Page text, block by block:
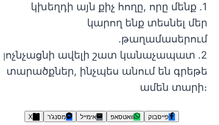
1. կխեղդի այն քիչ հողը, որը մենք
կարող ենք տեսնել մեր
թաղամասերում.
կոչնչացնի ավելի շատ կանաչապատ
տարածքներ, ինչպես անում են գրեթե
ամեն տարի։
פייסבוק וואטסאפ אימייל מסנג'ר X